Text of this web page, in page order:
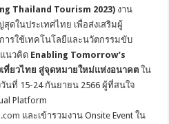
Thailand Tourism 2023) งาน
สุดในประเทศไทย เพื่อส่งเสริมผู้
ารใช้เทคโนโลยีและนวัตกรรมขับ
นวคิด Enabling Tomorrow’s
ยวไทย สู่จุดหมายใหม่แห่งอนาคต ใน
นที่ 15-24 กันยายน 2566 ผู้ที่สนใจ
Platform
และเข้ารวมงาน Onsite Event ใน